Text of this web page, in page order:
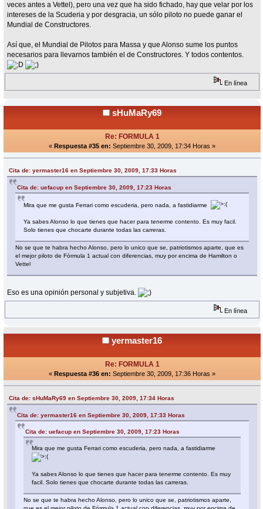
veces antes a Vettel), pero una vez que ha sido fichado, hay que velar por los
intereses de la Scuderia y por desgracia, un sólo piloto no puede ganar el
Mundial de Constructores.
Así que, el Mundial de Pilotos para Massa y que Alonso sume los puntos
necesarios para llevarnos también el de Constructores. Y todos contentos.
En línea
sHuMaRy69
Re: FORMULA 1
« Respuesta #35 en: Septiembre 30, 2009, 17:34 Horas »
Cita de: yermaster16 en Septiembre 30, 2009, 17:33 Horas
Cita de: uefacup en Septiembre 30, 2009, 17:23 Horas
Mira que me gusta Ferrari como escuderia, pero nada, a fastidiarme
Ya sabes Alonso lo que tienes que hacer para tenerme contento. Es muy facil.
Solo tienes que chocarte durante todas las carreras.
No se que te habra hecho Alonso, pero lo unico que se, patriotismos aparte, que es
el mejor piloto de Fórmula 1 actual con diferencias, muy por encima de Hamilton o
Vettel
Eso es una opinión personal y subjetiva.
En línea
yermaster16
Re: FORMULA 1
« Respuesta #36 en: Septiembre 30, 2009, 17:36 Horas »
Cita de: sHuMaRy69 en Septiembre 30, 2009, 17:34 Horas
Cita de: yermaster16 en Septiembre 30, 2009, 17:33 Horas
Cita de: uefacup en Septiembre 30, 2009, 17:23 Horas
Mira que me gusta Ferrari como escuderia, pero nada, a fastidiarme
Ya sabes Alonso lo que tienes que hacer para tenerme contento. Es muy
facil. Solo tienes que chocarte durante todas las carreras.
No se que te habra hecho Alonso, pero lo unico que se, patriotismos aparte,